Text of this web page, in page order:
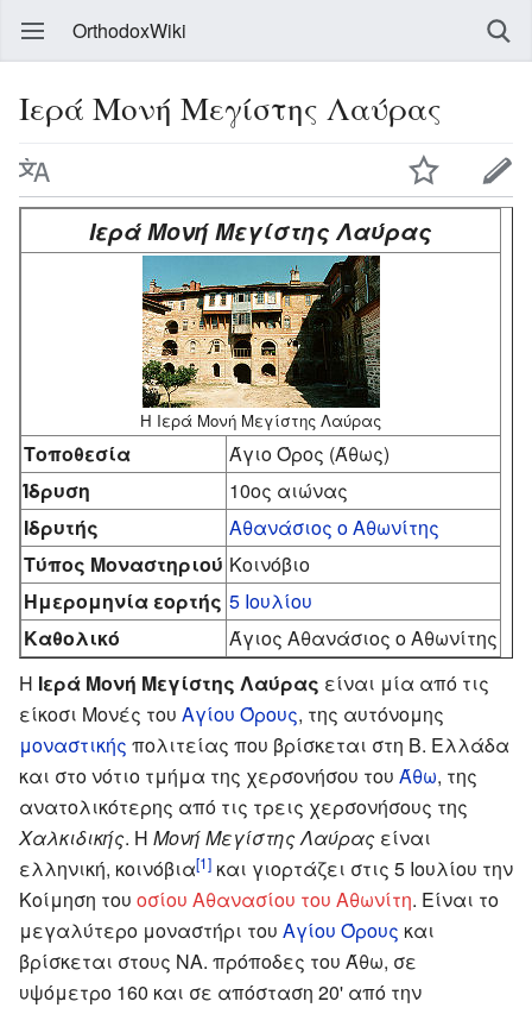
OrthodoxWiki
Ιερά Μονή Μεγίστης Λαύρας
Ιερά Μονή Μεγίστης Λαύρας
Η Ιερά Μονή Μεγίστης Λαύρας
Τοποθεσία
Άγιο Όρος (Άθως)
Ίδρυση
10ος αιώνας
Ιδρυτής
Αθανάσιος ο Αθωνίτης
Τύπος Μοναστηριού Κοινόβιο
Ημερομηνία εορτής 5 Ιουλίου
Καθολικό
Άγιος Αθανάσιος ο Αθωνίτης
Η Ιερά Μονή Μεγίστης Λαύρας είναι μία από τις
είκοσι Μονές του Αγίου Όρους, της αυτόνομης
μοναστικής πολιτείας που βρίσκεται στη Β. Ελλάδα
και στο νότιο τμήμα της χερσονήσου του Άθω, της
ανατολικότερης από τις τρεις χερσονήσους της
Χαλκιδικής. Η Μονή Μεγίστης Λαύρας είναι
ελληνική, κοινόβια[1] και γιορτάζει στις 5 Ιουλίου την
Κοίμηση του οσίου Αθανασίου του Αθωνίτη. Είναι το
μεγαλύτερο μοναστήρι του Αγίου Όρους και
βρίσκεται στους ΝΑ. πρόποδες του Άθω, σε
υψόμετρο 160 και σε απόσταση 20' από την